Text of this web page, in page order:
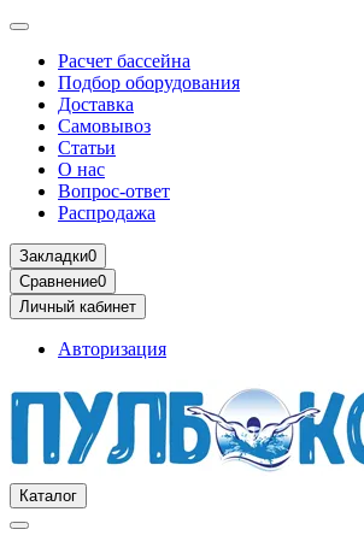
Расчет бассейна
Подбор оборудования
Доставка
Самовывоз
Статьи
О нас
Вопрос-ответ
Распродажа
Закладки0
Сравнение0
Личный кабинет
Авторизация
Каталог